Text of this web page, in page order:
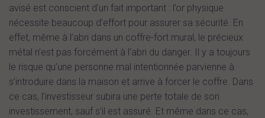
avisé est conscient d’un fait important : l’or physique
nécessite beaucoup d’effort pour assurer sa sécurité. En
effet, même à l’abri dans un coffre-fort mural, le précieux
métal n’est pas forcément à l’abri du danger. Il y a toujours
le risque qu’une personne mal intentionnée parvienne à
s’introduire dans la maison et arrive à forcer le coffre. Dans
ce cas, l’investisseur subira une perte totale de son
investissement, sauf s’il est assuré. Et même dans ce cas,